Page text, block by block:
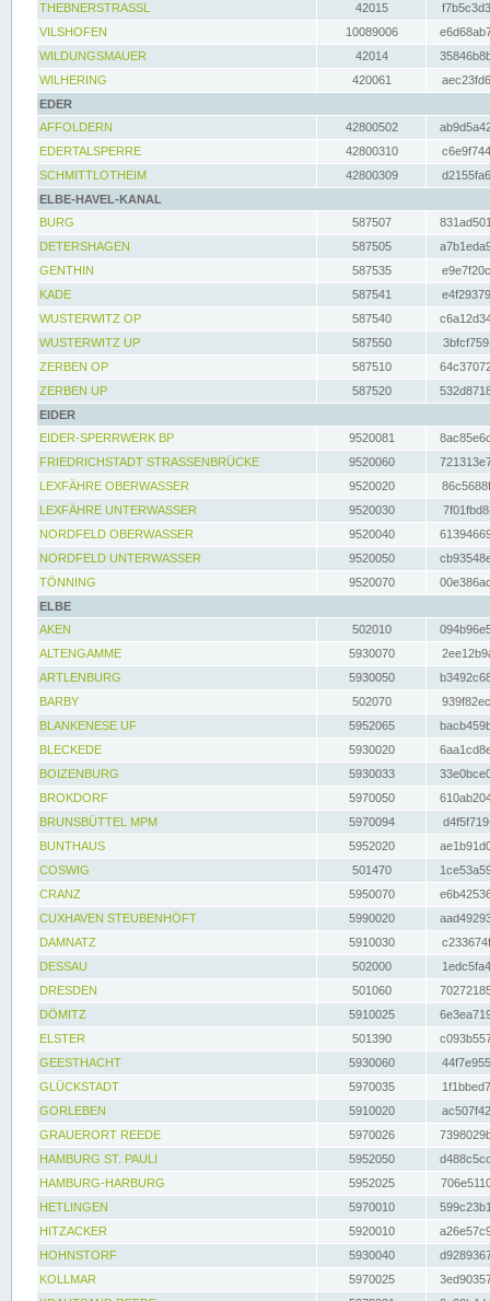
THEBNERSTRASSL
42015
VILSHOFEN
10089006
WILDUNGSMAUER
42014
WILHERING
420061
EDER
AFFOLDERN
42800502
EDERTALSPERRE
42800310
SCHMITTLOTHEIM
42800309
ELBE-HAVEL-KANAL
BURG
587507
DETERSHAGEN
587505
GENTHIN
587535
KADE
587541
WUSTERWITZ OP
587540
WUSTERWITZ UP
587550
ZERBEN OP
587510
ZERBEN UP
587520
EIDER
EIDER-SPERRWERK BP
9520081
FRIEDRICHSTADT STRASSENBRÜCKE
9520060
LEXFÄHRE OBERWASSER
9520020
LEXFÄHRE UNTERWASSER
9520030
NORDFELD OBERWASSER
9520040
NORDFELD UNTERWASSER
9520050
TÖNNING
9520070
ELBE
AKEN
502010
ALTENGAMME
5930070
ARTLENBURG
5930050
BARBY
502070
BLANKENESE UF
5952065
BLECKEDE
5930020
BOIZENBURG
5930033
BROKDORF
5970050
BRUNSBÜTTEL MPM
5970094
BUNTHAUS
5952020
COSWIG
501470
CRANZ
5950070
CUXHAVEN STEUBENHÖFT
5990020
DAMNATZ
5910030
DESSAU
502000
DRESDEN
501060
DÖMITZ
5910025
ELSTER
501390
GEESTHACHT
5930060
GLÜCKSTADT
5970035
GORLEBEN
5910020
GRAUERORT REEDE
5970026
HAMBURG ST. PAULI
5952050
HAMBURG-HARBURG
5952025
HETLINGEN
5970010
HITZACKER
5920010
HOHNSTORF
5930040
KOLLMAR
5970025